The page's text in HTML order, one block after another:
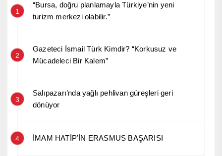
1
“Bursa, doğru planlamayla Türkiye’nin yeni
turizm merkezi olabilir.”
2
Gazeteci İsmail Türk Kimdir? “Korkusuz ve
Mücadeleci Bir Kalem”
3
Salıpazarı’nda yağlı pehlivan güreşleri geri
dönüyor
4 İMAM HATİP’İN ERASMUS BAŞARISI